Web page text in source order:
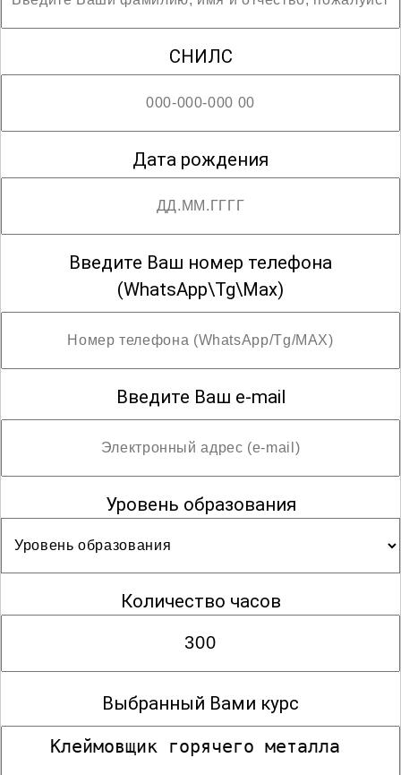
технологиях и методах, которые
позволят вам стать настоящим
профессионалом в этой важной и
востребованной профессии.
СНИЛС
Дата рождения
Введите Ваш номер телефона
(WhatsApp\Tg\Max)
Введите Ваш e-mail
Уровень образования
Количество часов
Выбранный Вами курс